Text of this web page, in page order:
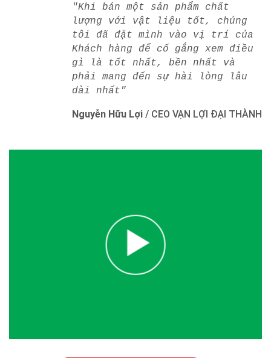
"Khi bán một sản phẩm chất
lượng với vật liệu tốt, chúng
tôi đã đặt mình vào vị trí của
Khách hàng để cố gắng xem điều
gì là tốt nhất, bền nhất và
phải mang đến sự hài lòng lâu
dài nhất"
Nguyễn Hữu Lợi / CEO VẠN LỢI ĐẠI THÀNH